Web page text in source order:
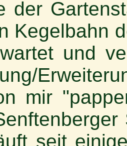
der
Kegelbahn
und
mir
seit